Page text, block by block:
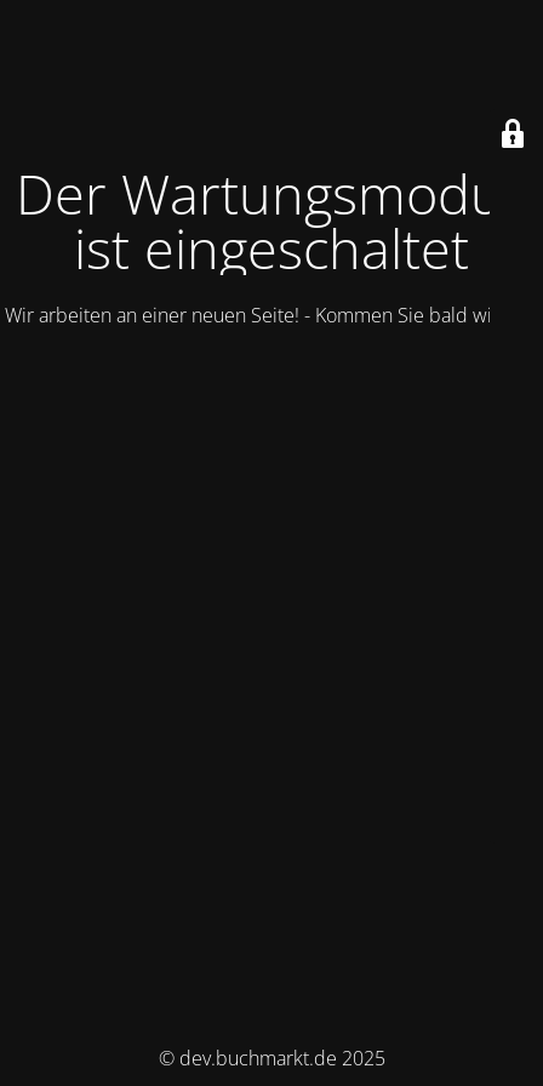
Der Wartungsmodus
ist eingeschaltet
Wir arbeiten an einer neuen Seite! - Kommen Sie bald wieder.
© dev.buchmarkt.de 2025